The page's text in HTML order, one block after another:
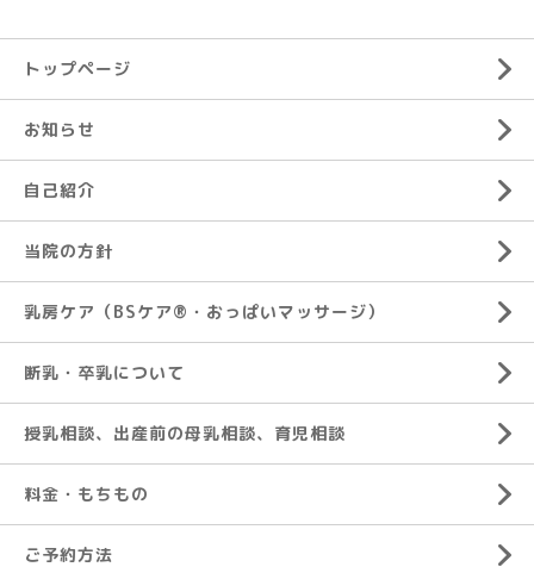
トップページ
お知らせ
自己紹介
当院の方針
乳房ケア（BSケア®︎・おっぱいマッサージ）
断乳・卒乳について
授乳相談、出産前の母乳相談、育児相談
料金・もちもの
ご予約方法